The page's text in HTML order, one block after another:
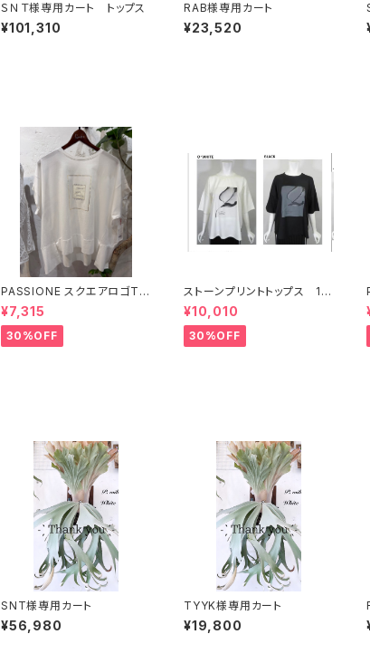
ＳＮＴ様専用カート トップス
¥101,310
RAB様専用カート
¥23,520
PASSIONE スクエアロゴT
【626938】
¥7,315
30%OFF
ストーンプリントトップス 17
634
¥10,010
30%OFF
SNT様専用カート
¥56,980
TYYK様専用カート
¥19,800